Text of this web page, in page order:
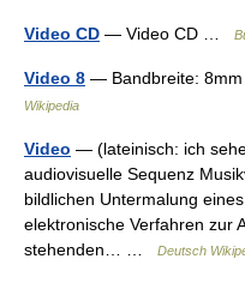
Video CD — Video CD …
Video 8 — Bandbreite:
Wikipedia
Video — (lateinisch: ich
audiovisuelle Sequenz
bildlichen Untermalung
elektronische Verfahren zur
stehenden… …
Deutsch